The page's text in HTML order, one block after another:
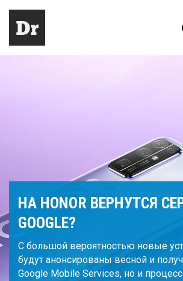
НА HONOR ВЕРНУТСЯ
GOOGLE?
С большой вероятностью новые
будут анонсированы весной и
Google Mobile Services, но и